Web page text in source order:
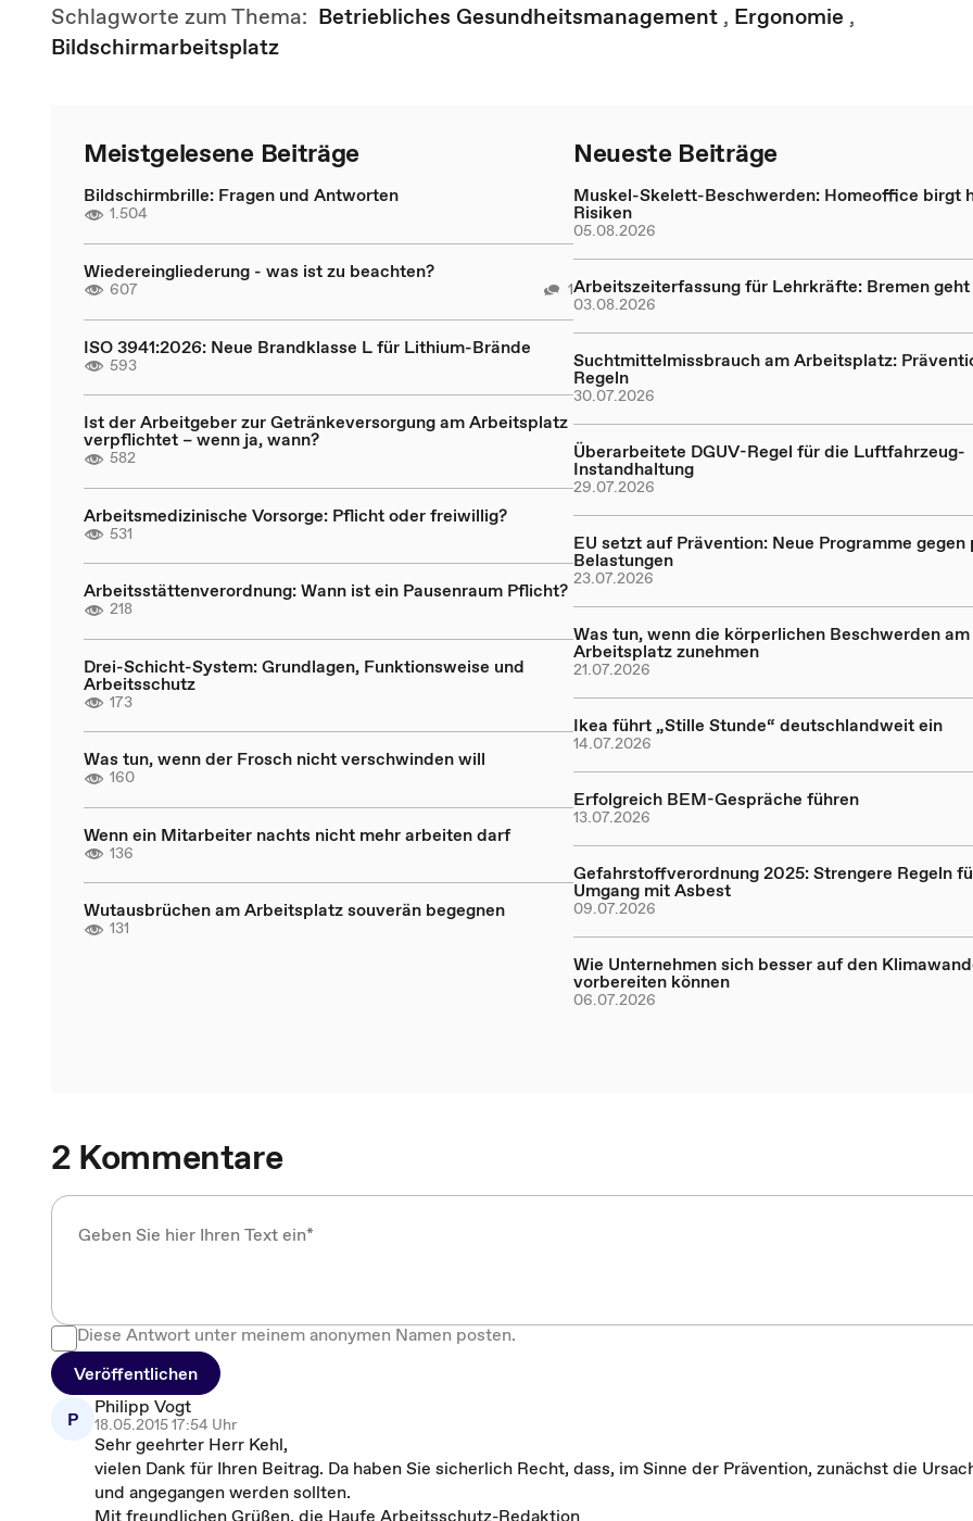
Schlagworte zum Thema: Betriebliches Gesundheitsmanagement , Ergonomie ,
Bildschirmarbeitsplatz
Meistgelesene Beiträge
Bildschirmbrille: Fragen und Antworten
1.504
Wiedereingliederung - was ist zu beachten?
607 1
ISO 3941:2026: Neue Brandklasse L für Lithium-Brände
593
Ist der Arbeitgeber zur Getränkeversorgung am Arbeitsplatz
verpflichtet – wenn ja, wann?
582
Arbeitsmedizinische Vorsorge: Pflicht oder freiwillig?
531
Arbeitsstättenverordnung: Wann ist ein Pausenraum Pflicht?
218
Drei-Schicht-System: Grundlagen, Funktionsweise und
Arbeitsschutz
173
Was tun, wenn der Frosch nicht verschwinden will
160
Wenn ein Mitarbeiter nachts nicht mehr arbeiten darf
136
Wutausbrüchen am Arbeitsplatz souverän begegnen
131
Neueste Beiträge
Muskel-Skelett-Beschwerden: Homeoffice birgt
Risiken
05.08.2026
Arbeitszeiterfassung für Lehrkräfte: Bremen geht
03.08.2026
Suchtmittelmissbrauch am Arbeitsplatz:
Regeln
30.07.2026
Überarbeitete DGUV-Regel für die Luftfahrzeug-
Instandhaltung
29.07.2026
EU setzt auf Prävention: Neue Programme
Belastungen
23.07.2026
Was tun, wenn die körperlichen Beschwerden am
Arbeitsplatz zunehmen
21.07.2026
Ikea führt „Stille Stunde“ deutschlandweit ein
14.07.2026
Erfolgreich BEM-Gespräche führen
13.07.2026
Gefahrstoffverordnung 2025: Strengere Regeln
Umgang mit Asbest
09.07.2026
Wie Unternehmen sich besser auf den
vorbereiten können
06.07.2026
2 Kommentare
Diese Antwort unter meinem anonymen Namen posten.
Veröffentlichen
P
Philipp Vogt
18.05.2015 17:54 Uhr
Sehr geehrter Herr Kehl,
vielen Dank für Ihren Beitrag. Da haben Sie sicherlich Recht, dass, im Sinne der Prävention, zunächst die
und angegangen werden sollten.
Mit freundlichen Grüßen, die Haufe Arbeitsschutz-Redaktion